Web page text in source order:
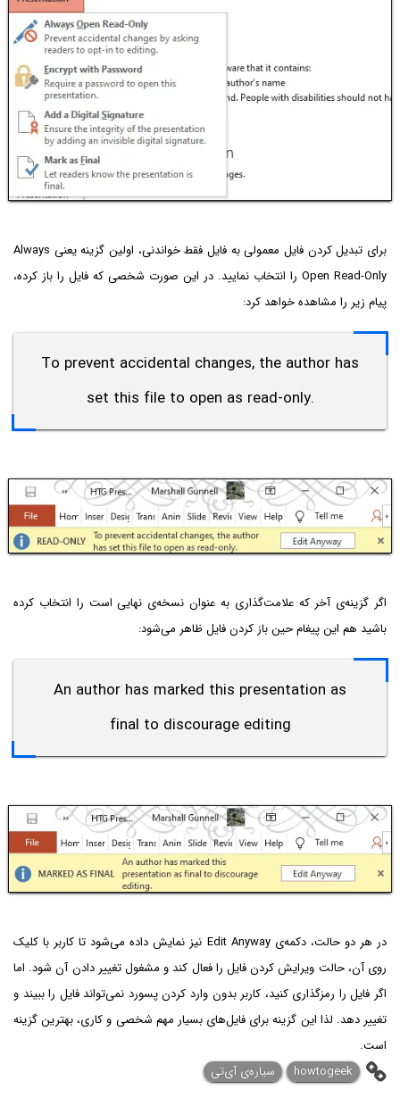
برای تبدیل کردن فایل معمولی به فایل فقط خواندنی، اولین گزینه یعنی Always
Open Read-Only را انتخاب نمایید. در این صورت شخصی که فایل را باز کرده،
پیام زیر را مشاهده خواهد کرد:
To prevent accidental changes, the author has
set this file to open as read-only.
اگر گزینه‌ی آخر که علامت‌گذاری به عنوان نسخه‌ی نهایی است را انتخاب کرده
باشید هم این پیغام حین باز کردن فایل ظاهر می‌شود:
An author has marked this presentation as
final to discourage editing
در هر دو حالت، دکمه‌ی Edit Anyway نیز نمایش داده می‌شود تا کاربر با کلیک
روی آن، حالت ویرایش کردن فایل را فعال کند و مشغول تغییر دادن آن شود. اما
اگر فایل را رمزگذاری کنید، کاربر بدون وارد کردن پسورد نمی‌تواند فایل را ببیند و
تغییر دهد. لذا این گزینه برای فایل‌های بسیار مهم شخصی و کاری، بهترین گزینه
است.
howtogeek
سیاره‌ی آی‌تی